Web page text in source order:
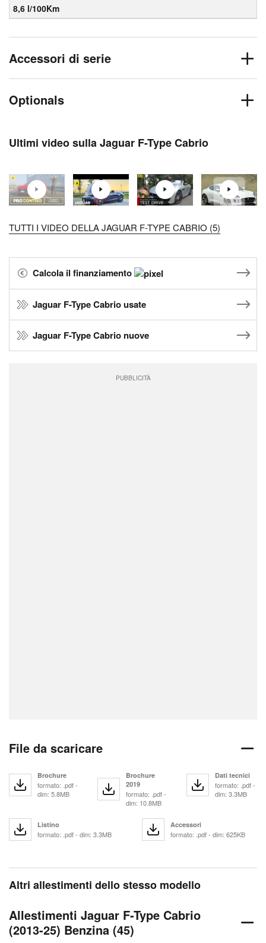
8,6 l/100Km
Accessori di serie
Optionals
Ultimi video sulla Jaguar F-Type Cabrio
TUTTI I VIDEO DELLA JAGUAR F-TYPE CABRIO (5)
Calcola il finanziamento
Jaguar F-Type Cabrio usate
Jaguar F-Type Cabrio nuove
PUBBLICITÀ
File da scaricare
Brochure
formato: .pdf -
dim: 5.8MB
Brochure
2019
formato: .pdf -
dim: 10.8MB
Dati tecnici
formato: .pdf -
dim: 3.3MB
Listino
formato: .pdf - dim: 3.3MB
Accessori
formato: .pdf - dim: 625KB
Altri allestimenti dello stesso modello
Allestimenti Jaguar F-Type Cabrio
(2013-25) Benzina (45)